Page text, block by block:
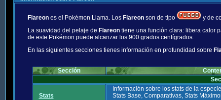
Flareon es el Pokémon Llama. Los Flareon son de tipo
y de
La suavidad del pelaje de Flareon tiene una función clara: libera calor
de este Pokémon puede alcanzar los 900 grados centígrados.
En las siguientes secciones tienes información en profundidad sobre
Sección
Stats
Información sobre los stats de la
Stats Base, Comparativas, Stats